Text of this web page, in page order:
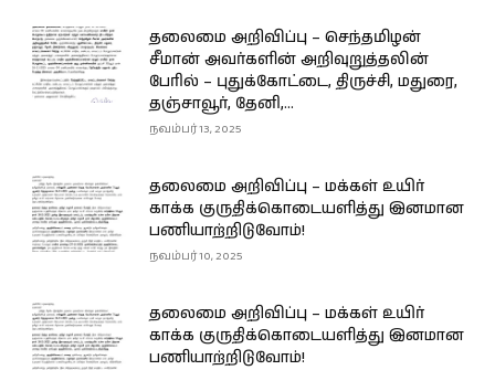
தலைமை அறிவிப்பு – செந்தமிழன்
சீமான் அவர்களின் அறிவுறுத்தலின்
பேரில் – புதுக்கோட்டை, திருச்சி, மதுரை,
தஞ்சாவூர், தேனி,...
நவம்பர் 13, 2025
தலைமை அறிவிப்பு – மக்கள் உயிர்
காக்க குருதிக்கொடையளித்து இனமான
பணியாற்றிடுவோம்!
நவம்பர் 10, 2025
தலைமை அறிவிப்பு – மக்கள் உயிர்
காக்க குருதிக்கொடையளித்து இனமான
பணியாற்றிடுவோம்!